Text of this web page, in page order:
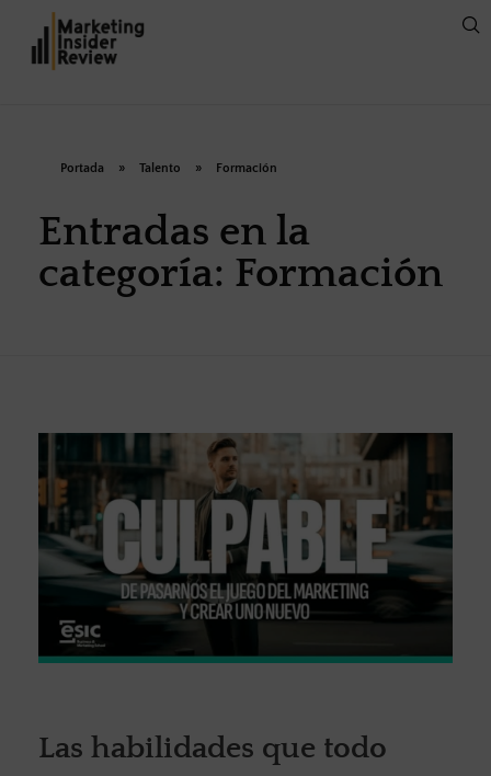
Portada » Talento » Formación
Entradas en la
categoría: Formación
Las habilidades que todo